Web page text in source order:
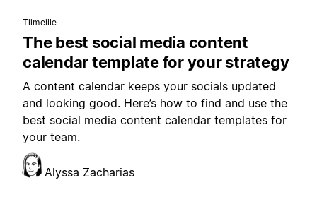
Tiimeille
The best social media content
calendar template for your strategy
A content calendar keeps your socials updated
and looking good. Here’s how to find and use the
best social media content calendar templates for
your team.
Alyssa Zacharias